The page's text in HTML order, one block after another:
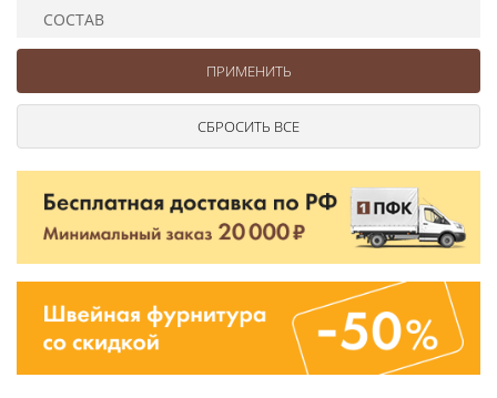
СОСТАВ
Ушковые
Цепочки шарики с замком
Ткани
Сумочная фурнитура